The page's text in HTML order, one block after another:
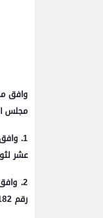
مجلس
1.
عشر لثورة 30
رقم 182 لسنة 2018.